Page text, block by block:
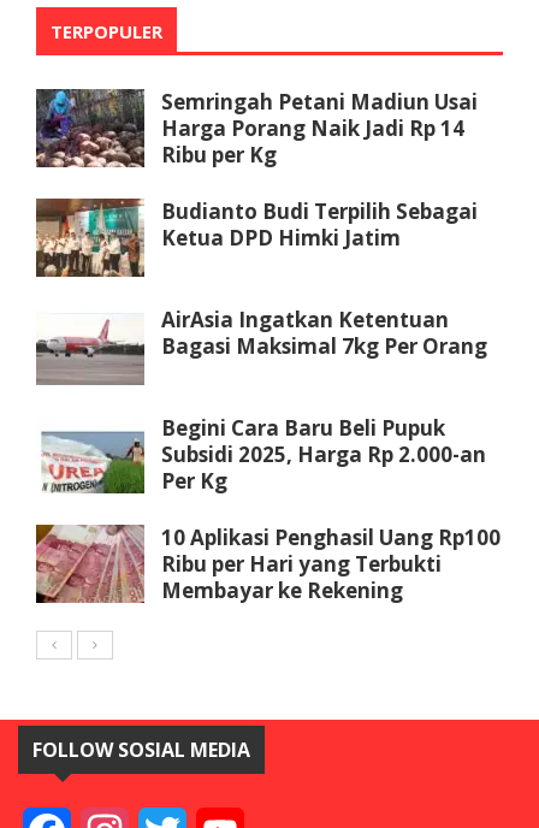
TERPOPULER
Semringah Petani Madiun Usai
Harga Porang Naik Jadi Rp 14
Ribu per Kg
Budianto Budi Terpilih Sebagai
Ketua DPD Himki Jatim
AirAsia Ingatkan Ketentuan
Bagasi Maksimal 7kg Per Orang
Begini Cara Baru Beli Pupuk
Subsidi 2025, Harga Rp 2.000-an
Per Kg
10 Aplikasi Penghasil Uang Rp100
Ribu per Hari yang Terbukti
Membayar ke Rekening
FOLLOW SOSIAL MEDIA